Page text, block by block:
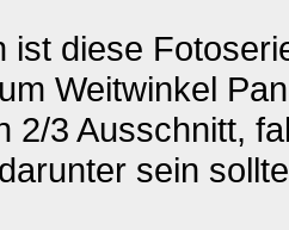
ist diese
Weitwinkel
2/3 Ausschnitt,
sein